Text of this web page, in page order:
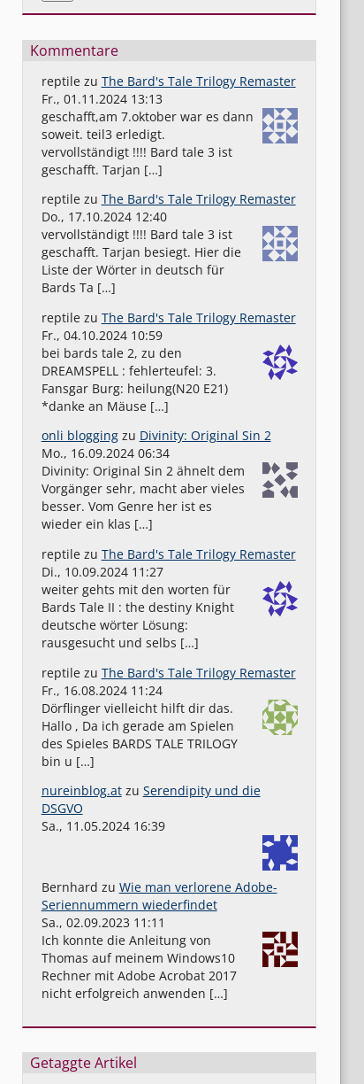
Kommentare
reptilezu The Bard's Tale Trilogy Remaster
Fr., 01.11.2024 13:13
geschafft,am 7.oktober war es dann
soweit. teil3 erledigt.
vervollständigt !!!! Bard tale 3 ist
geschafft. Tarjan […]
reptilezu The Bard's Tale Trilogy Remaster
Do., 17.10.2024 12:40
vervollständigt !!!! Bard tale 3 ist
geschafft. Tarjan besiegt. Hier die
Liste der Wörter in deutsch für
Bards Ta […]
reptilezu The Bard's Tale Trilogy Remaster
Fr., 04.10.2024 10:59
bei bards tale 2, zu den
DREAMSPELL : fehlerteufel: 3.
Fansgar Burg: heilung(N20 E21)
*danke an Mäuse […]
onli bloggingzu Divinity: Original Sin 2
Mo., 16.09.2024 06:34
Divinity: Original Sin 2 ähnelt dem
Vorgänger sehr, macht aber vieles
besser. Vom Genre her ist es
wieder ein klas […]
reptilezu The Bard's Tale Trilogy Remaster
Di., 10.09.2024 11:27
weiter gehts mit den worten für
Bards Tale II : the destiny Knight
deutsche wörter Lösung:
rausgesucht und selbs […]
reptilezu The Bard's Tale Trilogy Remaster
Fr., 16.08.2024 11:24
Dörflinger vielleicht hilft dir das.
Hallo , Da ich gerade am Spielen
des Spieles BARDS TALE TRILOGY
bin u […]
nureinblog.atzu Serendipity und die
DSGVO
Sa., 11.05.2024 16:39
Bernhard zu Wie man verlorene Adobe-
Seriennummern wiederfindet
Sa., 02.09.2023 11:11
Ich konnte die Anleitung von
Thomas auf meinem Windows10
Rechner mit Adobe Acrobat 2017
nicht erfolgreich anwenden […]
Getaggte Artikel